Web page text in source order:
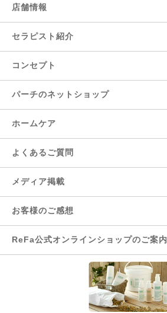
店舗情報
セラピスト紹介
コンセプト
パーチのネットショップ
ホームケア
よくあるご質問
メディア掲載
お客様のご感想
ReFa公式オンラインショップのご案内